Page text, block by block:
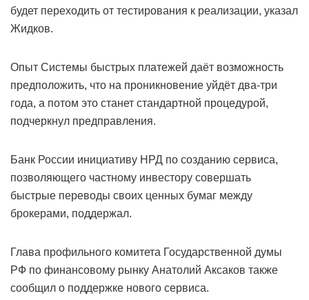
будет переходить от тестирования к реализации, указал
Жидков.
Опыт Системы быстрых платежей даёт возможность
предположить, что на проникновение уйдёт два-три
года, а потом это станет стандартной процедурой,
подчеркнул предправления.
Банк России инициативу НРД по созданию сервиса,
позволяющего частному инвестору совершать
быстрые переводы своих ценных бумаг между
брокерами, поддержал.
Глава профильного комитета Государственной думы
РФ по финансовому рынку Анатолий Аксаков также
сообщил о поддержке нового сервиса.